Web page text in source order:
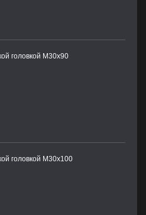
головкой М30х90
головкой М30х100